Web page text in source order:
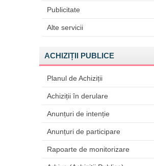
Publicitate
Alte servicii
ACHIZIȚII PUBLICE
Planul de Achiziții
Achiziții în derulare
Anunțuri de intenție
Anunțuri de participare
Rapoarte de monitorizare